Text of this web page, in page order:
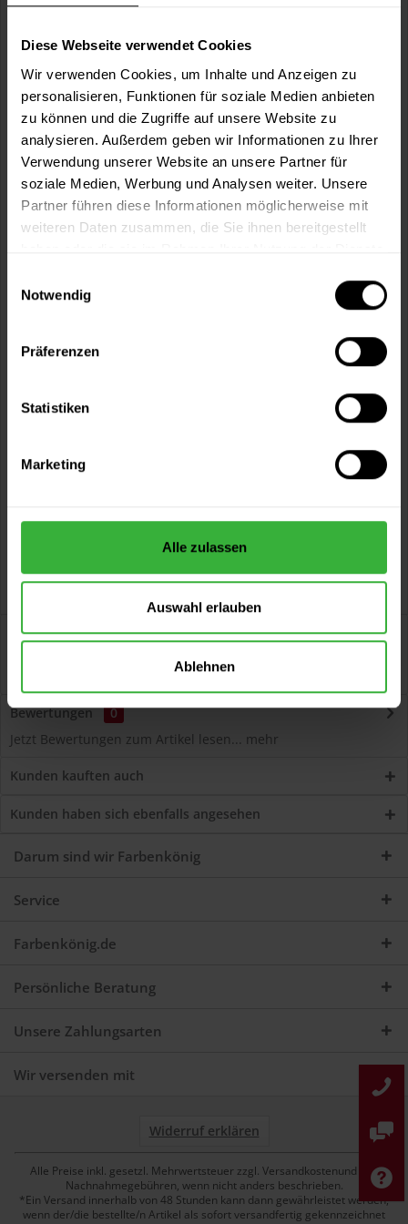
Diese Webseite verwendet Cookies
Wir verwenden Cookies, um Inhalte und Anzeigen zu
personalisieren, Funktionen für soziale Medien anbieten
zu können und die Zugriffe auf unsere Website zu
analysieren. Außerdem geben wir Informationen zu Ihrer
Verwendung unserer Website an unsere Partner für
soziale Medien, Werbung und Analysen weiter. Unsere
Partner führen diese Informationen möglicherweise mit
weiteren Daten zusammen, die Sie ihnen bereitgestellt
Notwendig
Präferenzen
Statistiken
Marketing
Alle zulassen
Auswahl erlauben
Ablehnen
Wie viele m² wollen Sie bearbeiten?
m²
In denWarenkorb
Fragen zum Artikel?
Sie möchten eine größere Menge kaufen
Versand innerhalb von 48h*
Beschreibung
Acryl-Dichtungsmasse 395 - Kartusche (Grau)
Einkomponentiger Fugendichtstoff auf...
Bewertungen
0
Jetzt Bewertungen zum Artikel lesen... mehr
Kunden kauften auch
Kunden haben sich ebenfalls angesehen
Darum sind wir Farbenkönig
Service
Farbenkönig.de
Persönliche Beratung
Unsere Zahlungsarten
Wir versenden mit
Widerruf erklären
Alle Preise inkl. gesetzl. Mehrwertsteuer zzgl. Versandkostenund ggf.
Nachnahmegebühren, wenn nicht anders beschrieben.
*Ein Versand innerhalb von 48 Stunden kann dann gewährleistet werden,
wenn der/die bestellte/n Artikel als sofort versandfertig gekennzeichnet